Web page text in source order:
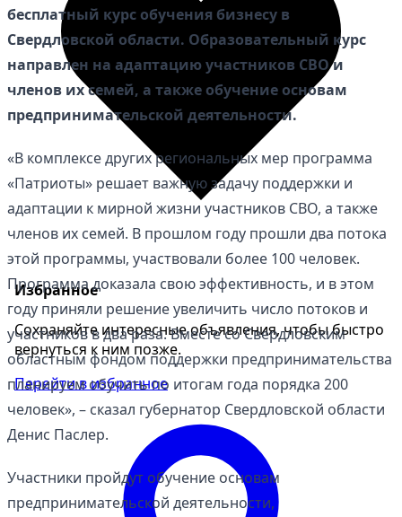
Избранное
Сохраняйте интересные объявления, чтобы быстро
вернуться к ним позже.
Перейти в избранное
бесплатный курс обучения бизнесу в
Свердловской области. Образовательный курс
направлен на адаптацию участников СВО и
членов их семей, а также обучение основам
предпринимательской деятельности.
«В комплексе других региональных мер программа
«Патриоты» решает важную задачу поддержки и
адаптации к мирной жизни участников СВО, а также
членов их семей. В прошлом году прошли два потока
этой программы, участвовали более 100 человек.
Программа доказала свою эффективность, и в этом
году приняли решение увеличить число потоков и
участников в два раза. Вместе со Свердловским
областным фондом поддержки предпринимательства
планируем обучить по итогам года порядка 200
человек», – сказал губернатор Свердловской области
Денис Паслер.
Участники пройдут обучение основам
предпринимательской деятельности,